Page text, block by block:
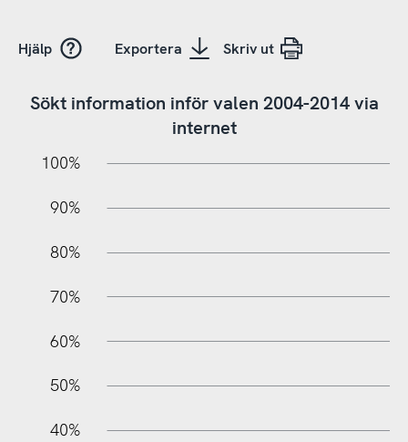
Hjälp Exportera Skriv ut
Sökt information inför valen 2004-2014 via
internet
100%
100%
90%
80%
70%
60%
50%
40%